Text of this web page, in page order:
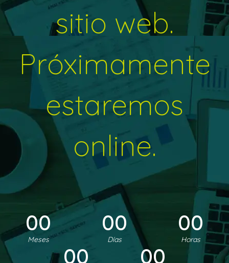
sitio web.
Próximamente
estaremos
online.
00
Meses
00
Días
00
Horas
00 00